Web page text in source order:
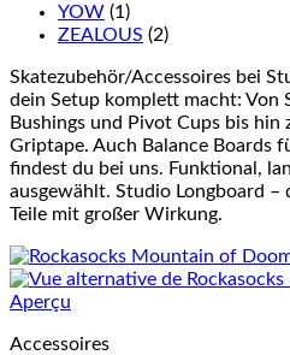
YOW (1)
ZEALOUS (2)
Skatezubehör/Accessoires bei
dein Setup komplett macht: Von
Bushings und Pivot Cups bis
Griptape. Auch Balance Boards
findest du bei uns. Funktional,
ausgewählt. Studio Longboard –
Teile mit großer Wirkung.
Aperçu
Accessoires